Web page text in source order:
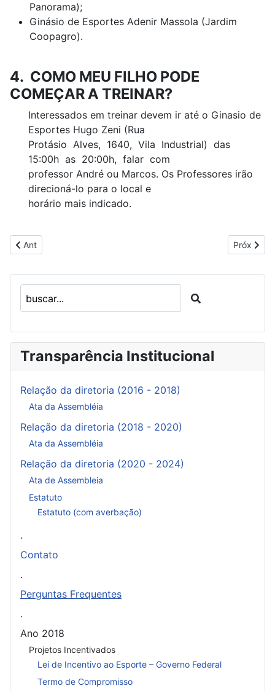
Panorama);
Ginásio de Esportes Adenir Massola (Jardim
Coopagro).
4. COMO MEU FILHO PODE
COMEÇAR A TREINAR?
Interessados em treinar devem ir até o Ginasio de
Esportes Hugo Zeni (Rua
Protásio Alves, 1640, Vila Industrial) das
15:00h as 20:00h, falar com
professor André ou Marcos. Os Professores irão
direcioná-lo para o local e
horário mais indicado.
Previous article: Jogos Escolares do Paraná 2020
Ant Next
Próx
Transparência Institucional
Relação da diretoria (2016 - 2018)
Ata da Assembléia
Relação da diretoria (2018 - 2020)
Ata da Assembléia
Relação da diretoria (2020 - 2024)
Ata de Assembleia
Estatuto
Estatuto (com averbação)
.
Contato
.
Perguntas Frequentes
.
Ano 2018
Projetos Incentivados
Lei de Incentivo ao Esporte – Governo Federal
Termo de Compromisso